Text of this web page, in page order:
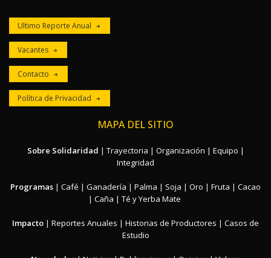
Ultimo Reporte Anual
Vacantes
Contacto
Política de Privacidad
MAPA DEL SITIO
Sobre Solidaridad | Trayectoria | Organización | Equipo |
Integridad
Programas | Café | Ganadería | Palma | Soja | Oro | Fruta | Cacao
| Caña | Té y Yerba Mate
Impacto | Reportes Anuales | Historias de Productores | Casos de
Estudio